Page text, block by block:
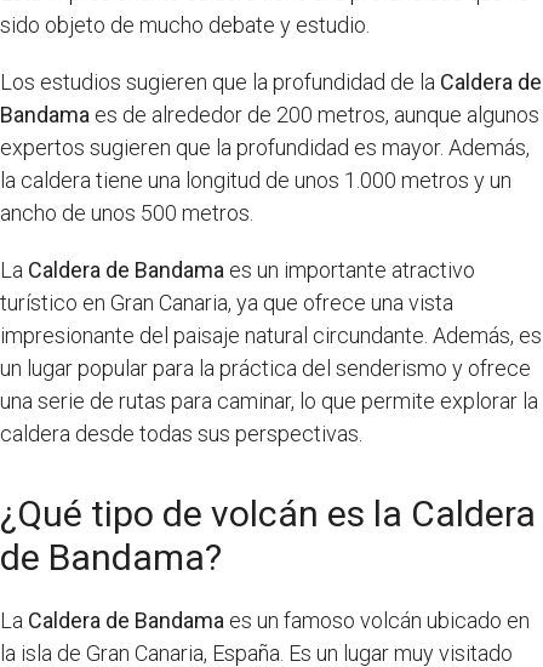
sido objeto de mucho debate y estudio.
Los estudios sugieren que la profundidad de la Caldera de
Bandama es de alrededor de 200 metros, aunque algunos
expertos sugieren que la profundidad es mayor. Además,
la caldera tiene una longitud de unos 1.000 metros y un
ancho de unos 500 metros.
La Caldera de Bandama es un importante atractivo
turístico en Gran Canaria, ya que ofrece una vista
impresionante del paisaje natural circundante. Además, es
un lugar popular para la práctica del senderismo y ofrece
una serie de rutas para caminar, lo que permite explorar la
caldera desde todas sus perspectivas.
¿Qué tipo de volcán es la Caldera
de Bandama?
La Caldera de Bandama es un famoso volcán ubicado en
la isla de Gran Canaria, España. Es un lugar muy visitado